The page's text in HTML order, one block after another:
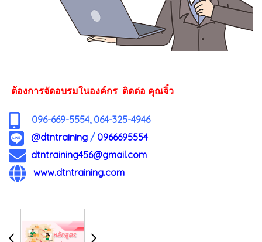
ต้องการจัดอบรมในองค์กร ติดต่อ คุณจิ๋ว
096-669-5554, 064-325-4946
@dtntraining / 0966695554
dtntraining456@gmail.com
www.dtntraining.com